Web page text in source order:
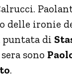
delle ironie
puntata di
sono
.